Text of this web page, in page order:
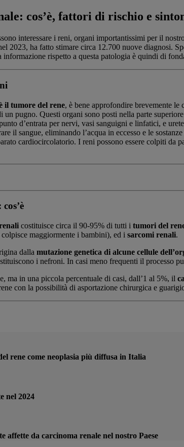
cos’è, fattori di rischio e
interessare i reni, organi importantissimi per il
2023, ha fatto stimare circa 12.700 nuove diagnosi.
rispetto a questa patologia è quindi di
il tumore del rene, è bene approfondire brevemente
un pugno. Questi organi sono posti nella parte
d’entrata per nervi, vasi sanguigni e linfatici, e
il sangue, eliminando l’acqua in eccesso e le
cardiocircolatorio. I reni possono essere colpiti
costituisce circa il 90-95% di tutti i tumori del
maggiormente i bambini), ed i sarcomi renali.
dalla mutazione genetica di alcune cellule
i nefroni. In casi meno frequenti il processo
ma in una piccola percentuale di casi, dall’1 al 5%, il
con la possibilità di asportazione chirurgica e
rene come neoplasia più diffusa in Italia
nel 2024
affette da carcinoma renale nel nostro Paese